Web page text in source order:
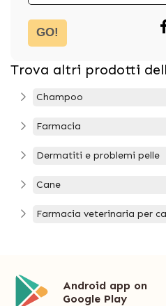
GO!
Trova altri prodotti
Champoo
Farmacia
Dermatiti e problemi pelle
Cane
Farmacia veterinaria per
Android app on
Google Play